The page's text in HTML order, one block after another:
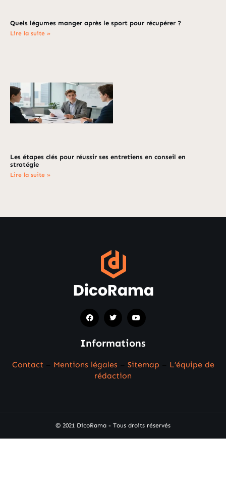
Quels légumes manger après le sport pour récupérer ?
Lire la suite »
Les étapes clés pour réussir ses entretiens en conseil en
stratégie
Lire la suite »
Informations
Contact Mentions légales Sitemap
L’équipe de
rédaction
© 2021 DicoRama - Tous droits réservés